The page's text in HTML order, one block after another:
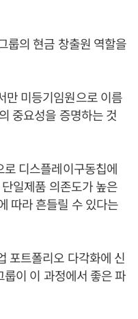
룹의 현금 창출원 역할을
만 미등기임원으로 이름
중요성을 증명하는 것
디스플레이구동칩에
일제품 의존도가 높은
따라 흔들릴 수 있다는
포트폴리오 다각화에 신
이 이 과정에서 좋은 파